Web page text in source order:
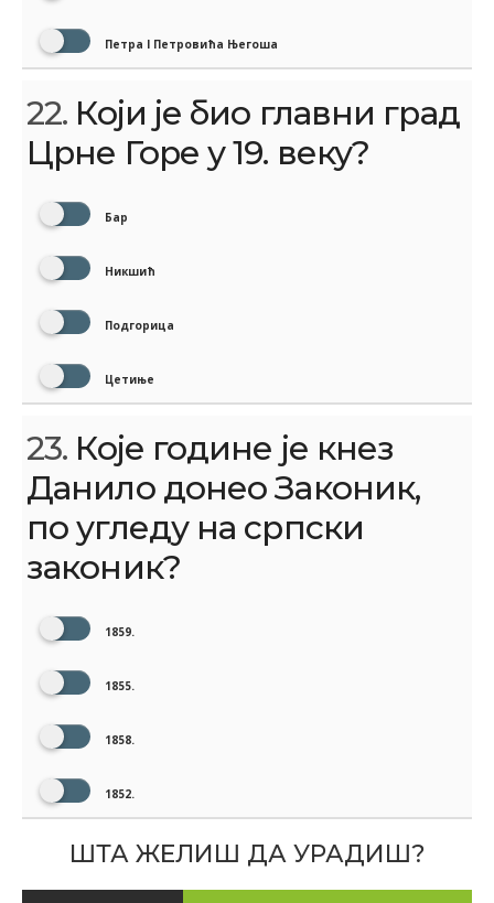
Петра I Петровића Његоша
22. Који је био главни град
Црне Горе у 19. веку?
Бар
Никшић
Подгорица
Цетиње
23. Које године је кнез
Данило донео Законик,
по угледу на српски
законик?
1859.
1855.
1858.
1852.
ШТА ЖЕЛИШ ДА УРАДИШ?